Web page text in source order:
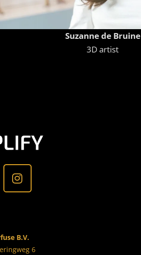
Suzanne de Bruine
3D artist
B.V.
6